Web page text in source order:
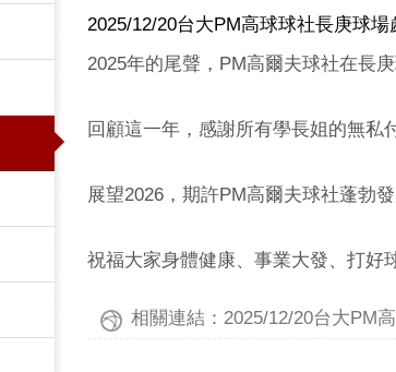
2025/12/20台大PM高球球社長庚球場
2025年的尾聲，PM高爾夫球社在長
回顧這一年，感謝所有學長姐的無私
展望2026，期許PM高爾夫球社蓬勃
祝福大家身體健康、事業大發、打好
相關連結：2025/12/20台大PM